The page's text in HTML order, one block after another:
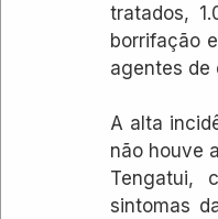
tratados,
borrifação
agentes de
A alta
não houve
Tengatui,
sintomas